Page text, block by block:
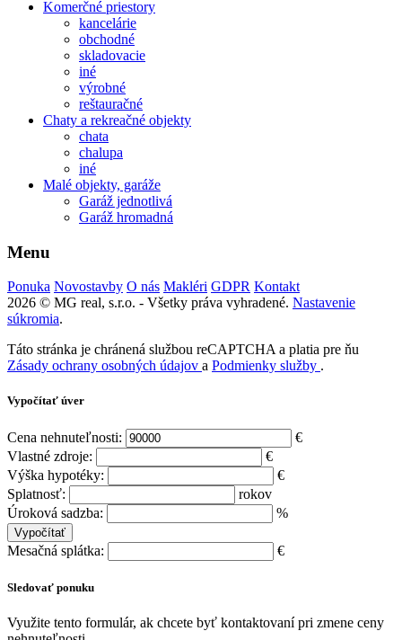
Komerčné priestory
kancelárie
obchodné
skladovacie
iné
výrobné
reštauračné
Chaty a rekreačné objekty
chata
chalupa
iné
Malé objekty, garáže
Garáž jednotlivá
Garáž hromadná
Menu
Ponuka Novostavby O nás Makléri GDPR Kontakt
2026 © MG real, s.r.o. - Všetky práva vyhradené. Nastavenie
súkromia.
Táto stránka je chránená službou reCAPTCHA a platia pre ňu
Zásady ochrany osobných údajov a Podmienky služby .
Vypočítať úver
Cena nehnuteľnosti:
€
Vlastné zdroje:
€
Výška hypotéky:
€
Splatnosť:
rokov
Úroková sadzba:
%
Mesačná splátka: €
Sledovať ponuku
Využite tento formulár, ak chcete byť kontaktovaní pri zmene ceny